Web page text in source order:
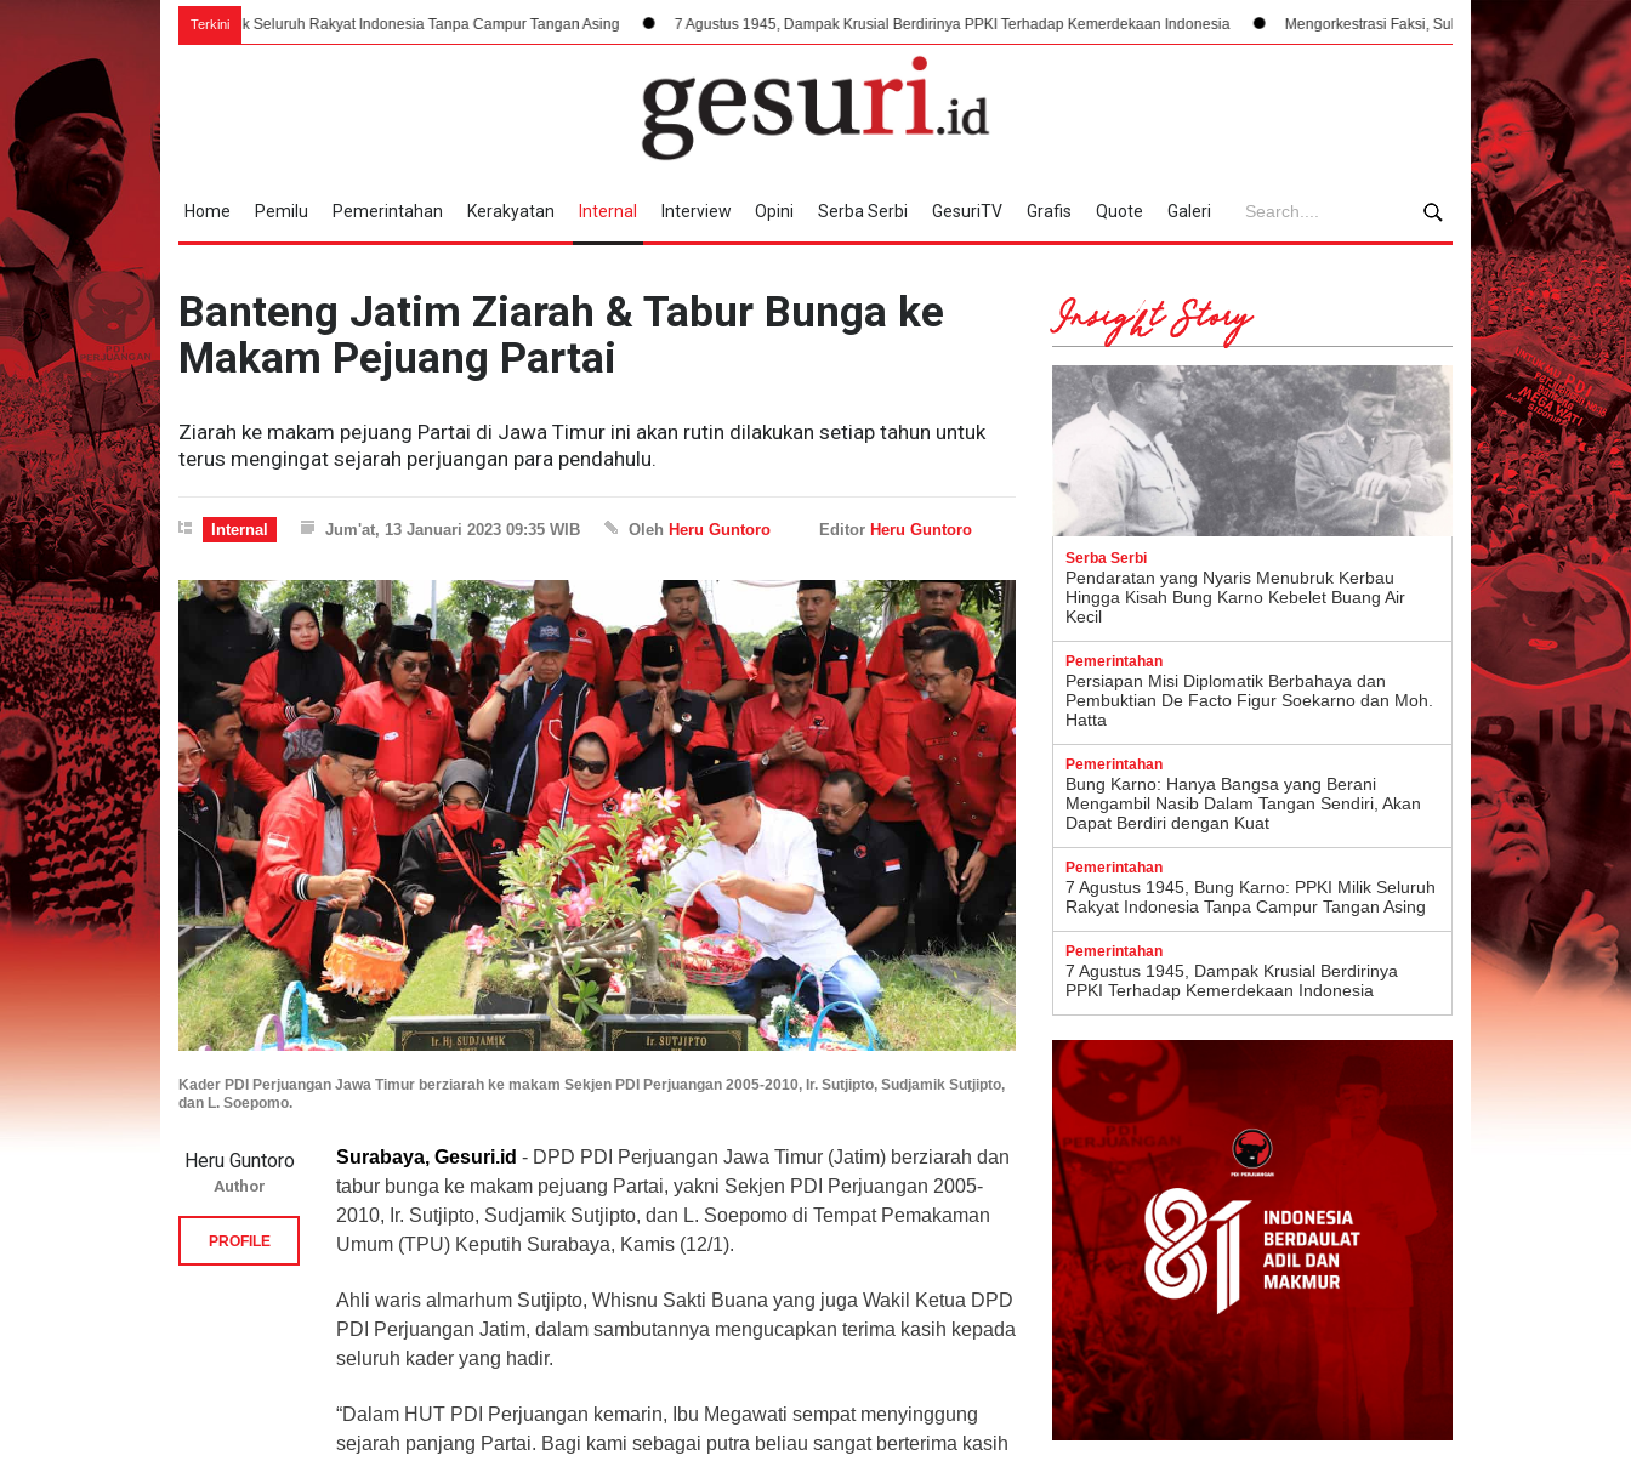
Terkini
PPKI Milik Seluruh Rakyat Indonesia Tanpa Campur Tangan Asing 7 Agustus 1945, Dampak Krusial Berdirinya PPKI Terhadap Kemerdekaan Indonesia Mengorkestrasi Faksi, Sukarno, PPKI, dan Manajemen Konflik Internal
Home Pemilu Pemerintahan Kerakyatan Internal Interview Opini Serba Serbi GesuriTV Grafis Quote Galeri
Banteng Jatim Ziarah & Tabur Bunga ke
Makam Pejuang Partai
Ziarah ke makam pejuang Partai di Jawa Timur ini akan rutin dilakukan setiap tahun untuk
terus mengingat sejarah perjuangan para pendahulu.
Internal Jum'at, 13 Januari 2023 09:35 WIB Oleh Heru Guntoro Editor Heru Guntoro
Kader PDI Perjuangan Jawa Timur berziarah ke makam Sekjen PDI Perjuangan 2005-2010, Ir. Sutjipto, Sudjamik Sutjipto,
dan L. Soepomo.
Surabaya, Gesuri.id - DPD PDI Perjuangan Jawa Timur (Jatim) berziarah dan
tabur bunga ke makam pejuang Partai, yakni Sekjen PDI Perjuangan 2005-
2010, Ir. Sutjipto, Sudjamik Sutjipto, dan L. Soepomo di Tempat Pemakaman
Umum (TPU) Keputih Surabaya, Kamis (12/1).
Ahli waris almarhum Sutjipto, Whisnu Sakti Buana yang juga Wakil Ketua DPD
PDI Perjuangan Jatim, dalam sambutannya mengucapkan terima kasih kepada
seluruh kader yang hadir.
“Dalam HUT PDI Perjuangan kemarin, Ibu Megawati sempat menyinggung
sejarah panjang Partai. Bagi kami sebagai putra beliau sangat berterima kasih
Heru Guntoro
Author
PROFILE
Insight Story
Serba Serbi
Pendaratan yang Nyaris Menubruk Kerbau
Hingga Kisah Bung Karno Kebelet Buang Air
Kecil
Pemerintahan
Persiapan Misi Diplomatik Berbahaya dan
Pembuktian De Facto Figur Soekarno dan Moh.
Hatta
Pemerintahan
Bung Karno: Hanya Bangsa yang Berani
Mengambil Nasib Dalam Tangan Sendiri, Akan
Dapat Berdiri dengan Kuat
Pemerintahan
7 Agustus 1945, Bung Karno: PPKI Milik Seluruh
Rakyat Indonesia Tanpa Campur Tangan Asing
Pemerintahan
7 Agustus 1945, Dampak Krusial Berdirinya
PPKI Terhadap Kemerdekaan Indonesia